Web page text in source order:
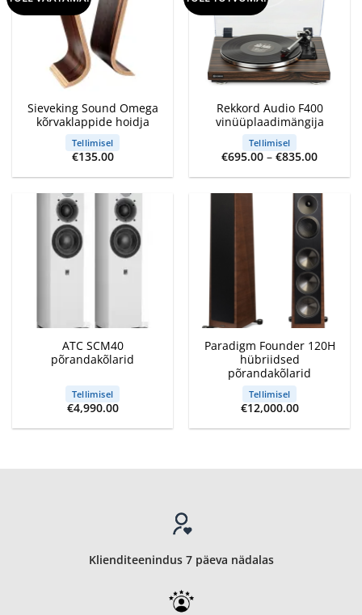
Sieveking Sound Omega
kõrvaklappide hoidja
Tellimisel
€135.00
Rekkord Audio F400
vinüüplaadimängija
Tellimisel
€695.00 – €835.00Price
€695.00
€835.00
ATC SCM40
põrandakõlarid
Tellimisel
€4,990.00
Paradigm Founder 120H
hübriidsed
põrandakõlarid
Tellimisel
€12,000.00
Klienditeenindus 7 päeva nädalas